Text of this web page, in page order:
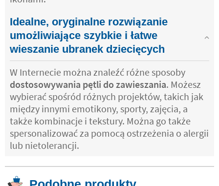
Idealne, oryginalne rozwiązanie
umożliwiające szybkie i łatwe
wieszanie ubranek dziecięcych
W Internecie można znaleźć różne sposoby
dostosowywania pętli do zawieszania. Możesz
wybierać spośród różnych projektów, takich jak
między innymi emotikony, sporty, zajęcia, a
także kombinacje i tekstury. Można go także
spersonalizować za pomocą ostrzeżenia o alergii
lub nietolerancji.